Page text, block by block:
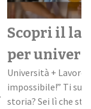
Speed
perché può
facile il tuo
bartender